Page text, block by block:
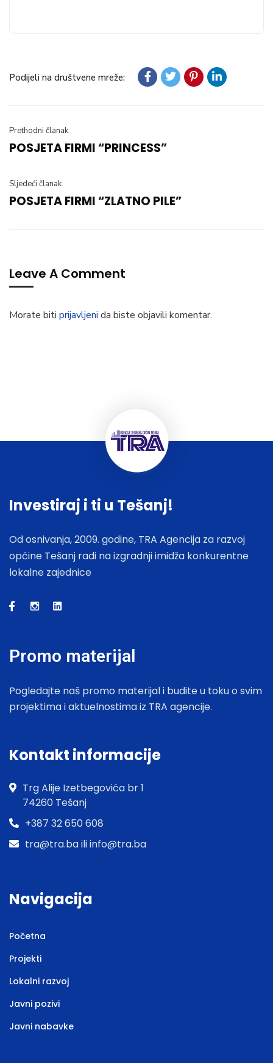
Podijeli na društvene mreže:
Prethodni članak
POSJETA FIRMI “PRINCESS”
Sljedeći članak
POSJETA FIRMI “ZLATNO PILE”
Leave A Comment
Morate biti prijavljeni da biste objavili komentar.
Investiraj i ti u Tešanj!
Od osnivanja, 2009. godine, TRA Agencija za razvoj
općine Tešanj radi na izgradnji imidža konkurentne
lokalne zajednice
Promo materijal
Pogledajte naš promo materijal i budite u toku o svim
projektima i aktuelnostima iz TRA agencije.
Kontakt informacije
Trg Alije Izetbegovića br 1
74260 Tešanj
+387 32 650 608
tra@tra.ba ili info@tra.ba
Navigacija
Početna
Projekti
Lokalni razvoj
Javni pozivi
Javni nabavke